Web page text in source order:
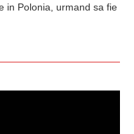
in Polonia, urmand sa fie